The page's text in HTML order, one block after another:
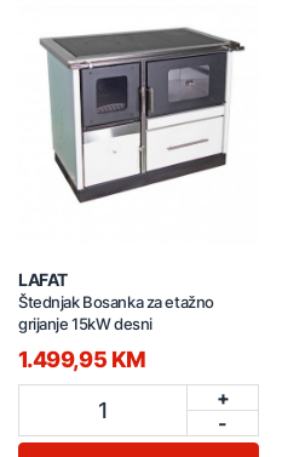
LAFAT
Štednjak Bosanka za etažno
grijanje 15kW desni
1.499,95 KM
1
+
-